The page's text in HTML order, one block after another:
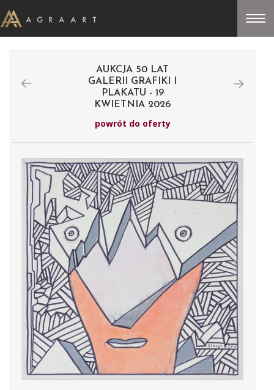
AUKCJA 50 LAT
GALERII GRAFIKI I
PLAKATU - 19
KWIETNIA 2026
powrót do oferty